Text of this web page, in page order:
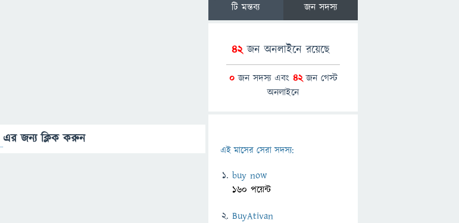
এর জন্য ক্লিক করুন
টি মন্তব্য জন সদস্য
42জন অনলাইনে রয়েছে
0জন সদস্য এবং 42জন গেস্ট
অনলাইনে
এই মাসের সেরা সদস্য:
buy now
160 পয়েন্ট
BuyAtivan